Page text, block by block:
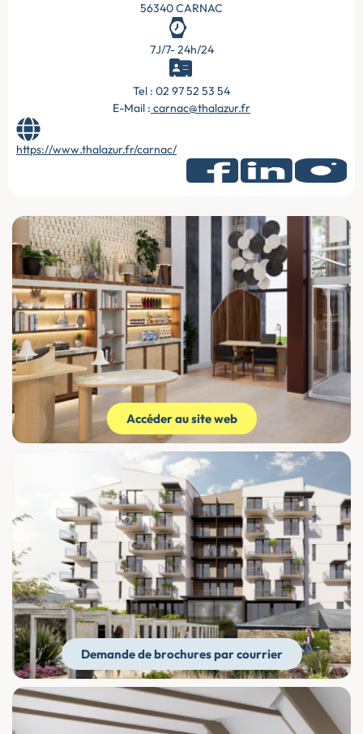
56340 CARNAC
7J/7- 24h/24
Tel : 02 97 52 53 54
E-Mail : carnac@thalazur.fr
https://www.thalazur.fr/carnac/
Demande de brochures par courrier
Accéder au site web